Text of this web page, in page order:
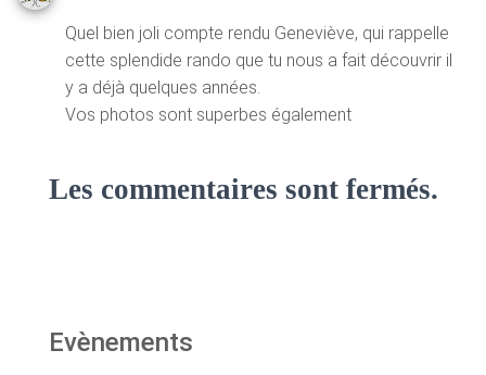
Quel bien joli compte rendu Geneviève, qui rappelle
cette splendide rando que tu nous a fait découvrir il
y a déjà quelques années.
Vos photos sont superbes également
Les commentaires sont fermés.
Evènements